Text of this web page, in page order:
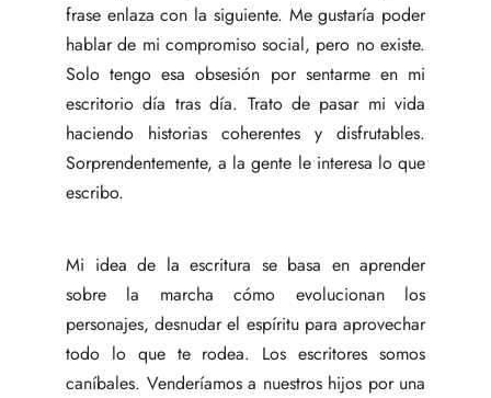
frase enlaza con la siguiente. Me gustaría poder
hablar de mi compromiso social, pero no existe.
Solo tengo esa obsesión por sentarme en mi
escritorio día tras día. Trato de pasar mi vida
haciendo historias coherentes y disfrutables.
Sorprendentemente, a la gente le interesa lo que
escribo.
Mi idea de la escritura se basa en aprender
sobre la marcha cómo evolucionan los
personajes, desnudar el espíritu para aprovechar
todo lo que te rodea. Los escritores somos
caníbales. Venderíamos a nuestros hijos por una